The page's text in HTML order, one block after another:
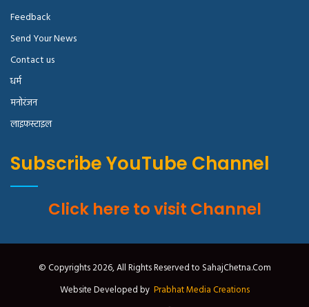
Feedback
Send Your News
Contact us
धर्म
मनोरंजन
लाइफस्टाइल
Subscribe YouTube Channel
Click here to visit Channel
© Copyrights 2026, All Rights Reserved to SahajChetna.Com
Website Developed by Prabhat Media Creations